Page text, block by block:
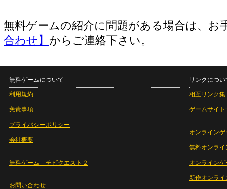
無料ゲームの紹介に問題がある場合は、お
合わせ】 からご連絡下さい。
無料ゲームについて
利用規約
免責事項
プライバシーポリシー
会社概要
無料ゲーム チビクエスト２
お問い合わせ
リンクについ
相互リンク集
ゲームサイト
オンラインゲ
無料オンライ
オンライン
新作オンライ